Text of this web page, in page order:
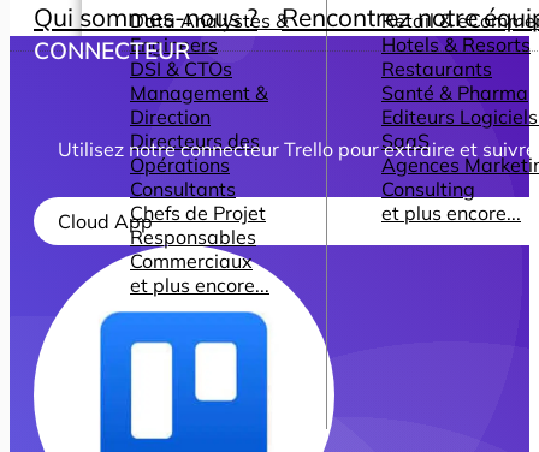
Data Analystes &
Engineers
DSI & CTOs
Management &
Direction
Directeurs des
Opérations
Consultants
Chefs de Projet
Responsables
Commerciaux
et plus encore...
Retail &
Hotels & Resorts
Restaurants
Santé & Pharma
Editeurs
SaaS
Agences
Consulting
et plus encore...
Qui sommes-nous ? Rencontrez notre
CONNECTEUR
Utilisez notre connecteur Trello pour extraire et
Cloud App